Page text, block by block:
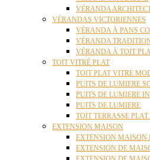
VÉRANDA
VÉRANDAS VICTORIENNES
VÉRANDA À PANS
VÉRANDA
VÉRANDA À TOIT
TOIT VITRÉ PLAT
TOIT PLAT VITRE
PUITS DE LUMIERE
PUITS DE LUMIERE
PUITS DE LUMIERE
TOIT TERRASSE
EXTENSION MAISON
EXTENSION MAISON
EXTENSION DE